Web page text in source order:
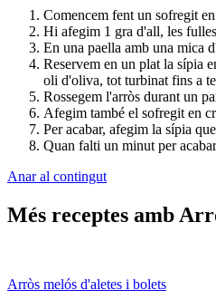
Comencem fent un sofregit
Hi afegim 1 gra d'all, les
En una paella amb una mica
Reservem en un plat la sípia
oli d'oliva, tot turbinat fins a
Rossegem l'arròs durant un
Afegim també el sofregit en
Per acabar, afegim la sípia
Quan falti un minut per
Anar al contingut
Més receptes amb
Arròs melós d'aletes i bolets